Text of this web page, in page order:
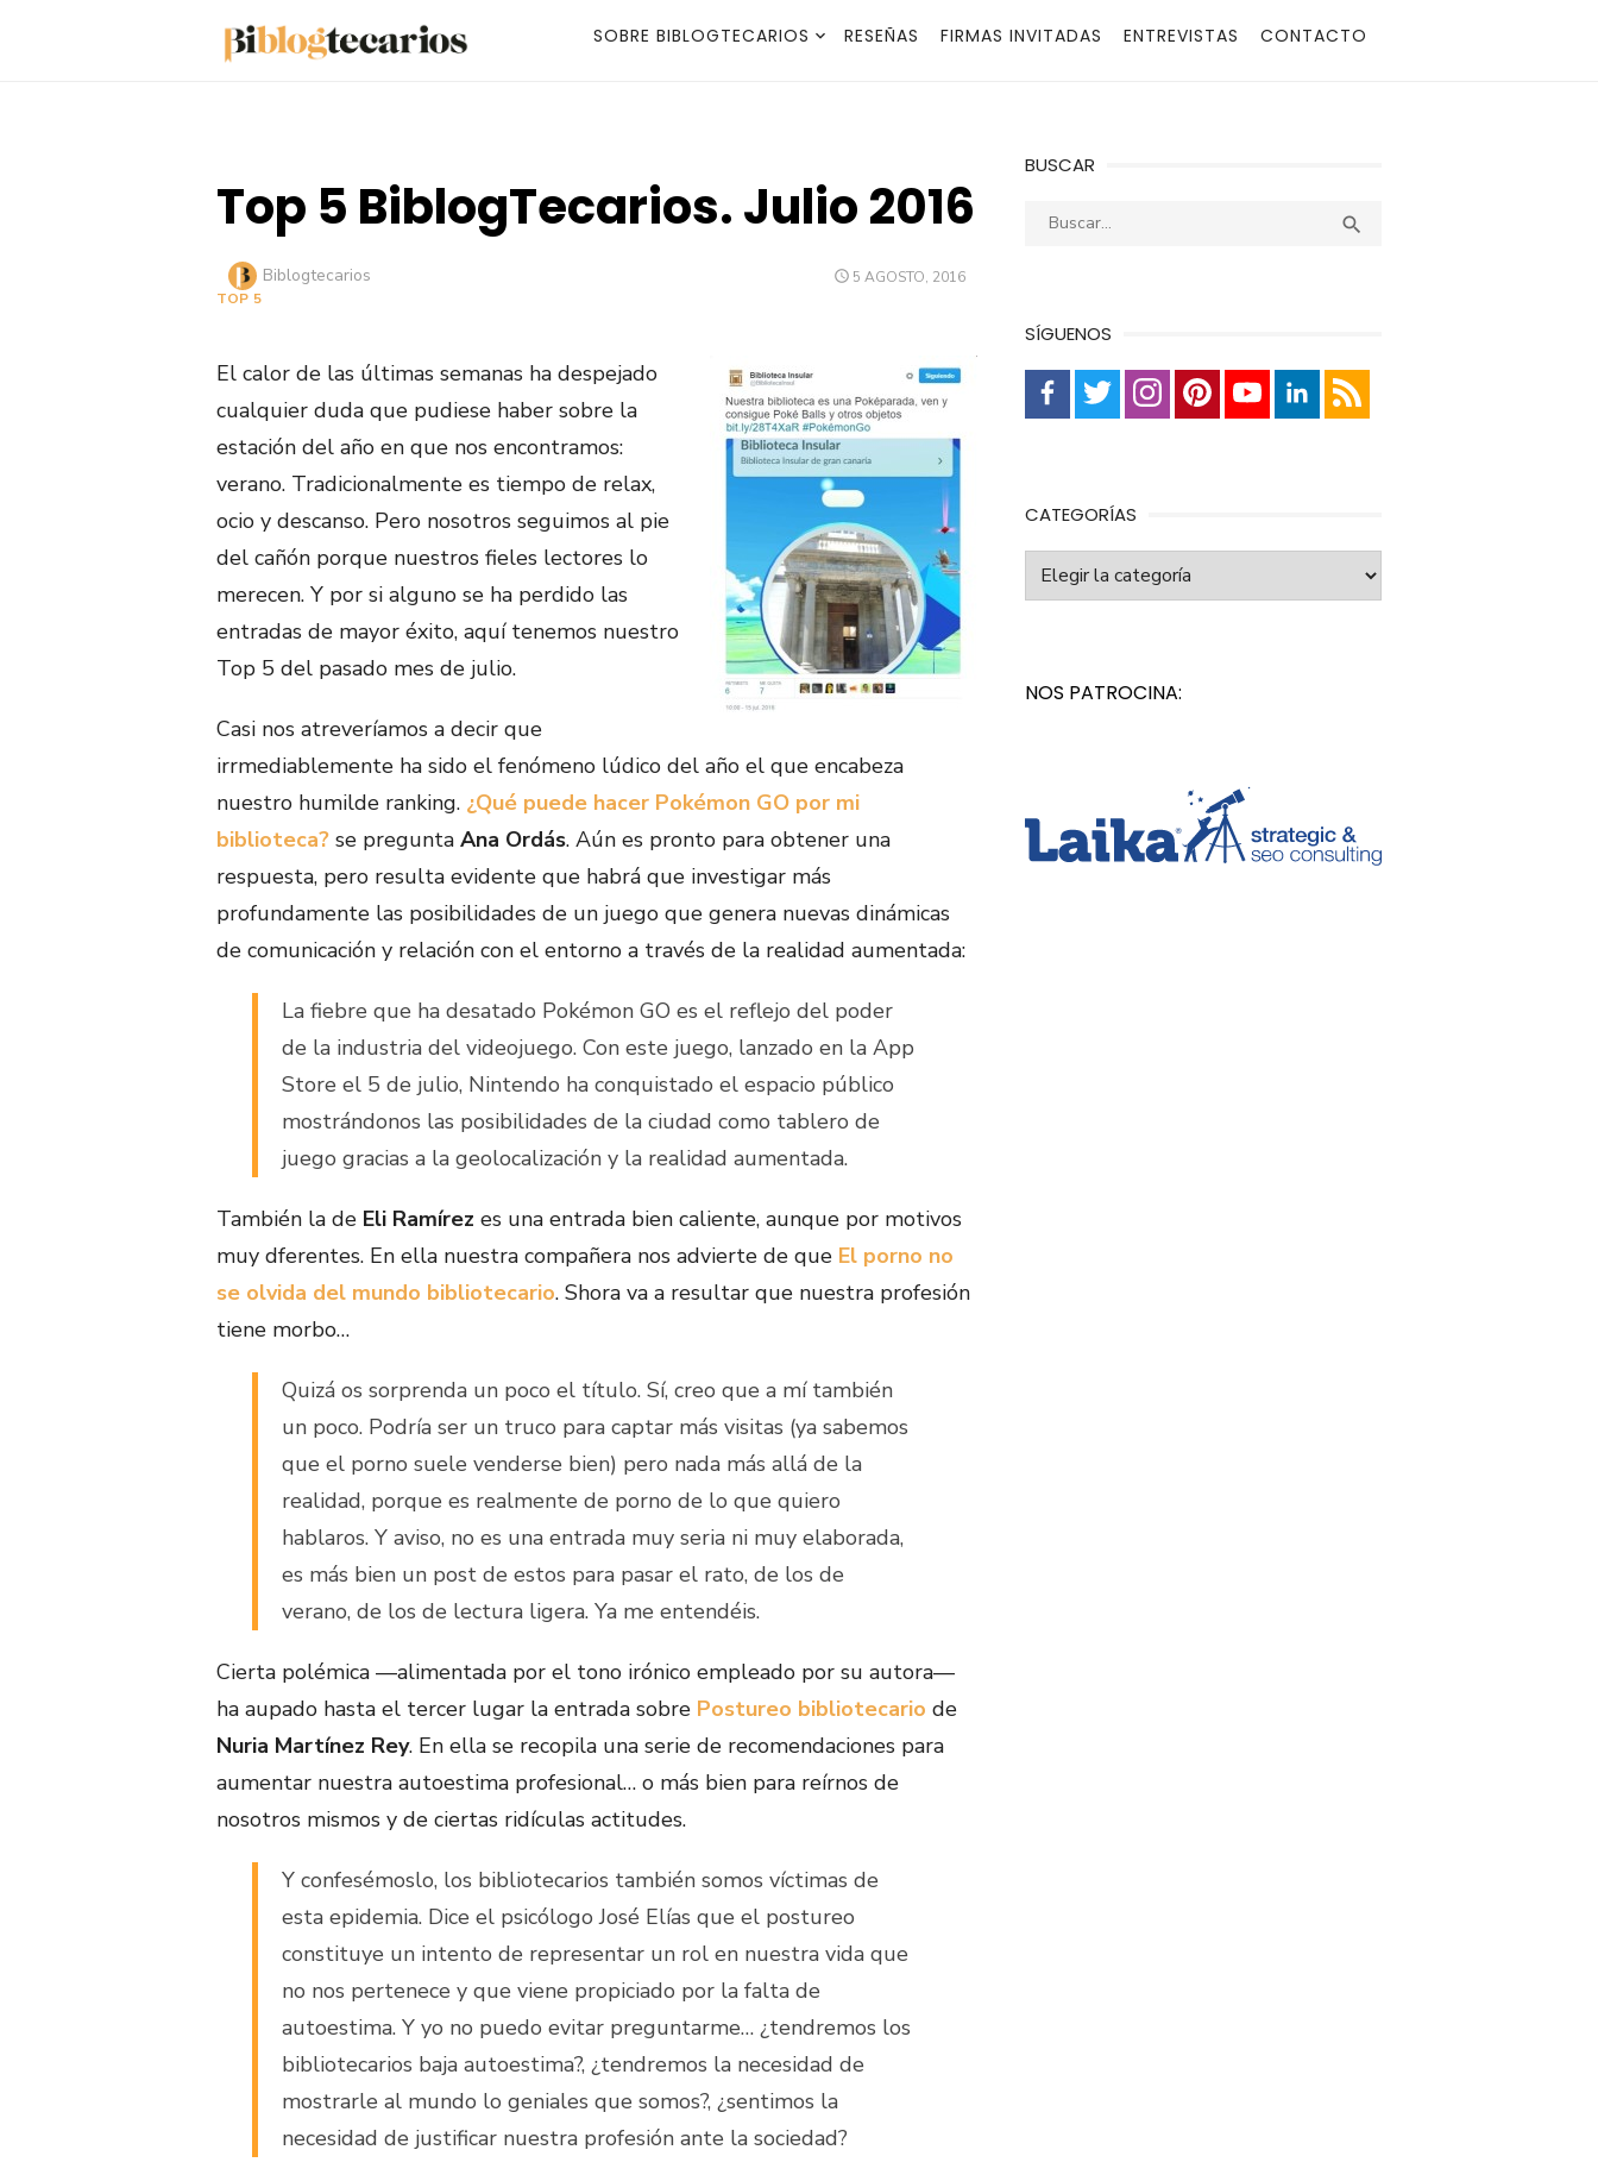
SOBRE BIBLOGTECARIOS RESEÑAS FIRMAS INVITADAS ENTREVISTAS CONTACTO
Top 5 BiblogTecarios. Julio 2016
PUBLICADO
5 AGOSTO, 2016
Autor
Biblogtecarios
TOP 5
El calor de las últimas semanas ha despejado
cualquier duda que pudiese haber sobre la
estación del año en que nos encontramos:
verano. Tradicionalmente es tiempo de relax,
ocio y descanso. Pero nosotros seguimos al pie
del cañón porque nuestros fieles lectores lo
merecen. Y por si alguno se ha perdido las
entradas de mayor éxito, aquí tenemos nuestro
Top 5 del pasado mes de julio.
Casi nos atreveríamos a decir que
irrmediablemente ha sido el fenómeno lúdico del año el que encabeza
nuestro humilde ranking. ¿Qué puede hacer Pokémon GO por mi
biblioteca? se pregunta Ana Ordás. Aún es pronto para obtener una
respuesta, pero resulta evidente que habrá que investigar más
profundamente las posibilidades de un juego que genera nuevas dinámicas
de comunicación y relación con el entorno a través de la realidad aumentada:
La fiebre que ha desatado Pokémon GO es el reflejo del poder
de la industria del videojuego. Con este juego, lanzado en la App
Store el 5 de julio, Nintendo ha conquistado el espacio público
mostrándonos las posibilidades de la ciudad como tablero de
juego gracias a la geolocalización y la realidad aumentada.
También la de Eli Ramírez es una entrada bien caliente, aunque por motivos
muy dferentes. En ella nuestra compañera nos advierte de que El porno no
se olvida del mundo bibliotecario. Shora va a resultar que nuestra profesión
tiene morbo…
Quizá os sorprenda un poco el título. Sí, creo que a mí también
un poco. Podría ser un truco para captar más visitas (ya sabemos
que el porno suele venderse bien) pero nada más allá de la
realidad, porque es realmente de porno de lo que quiero
hablaros. Y aviso, no es una entrada muy seria ni muy elaborada,
es más bien un post de estos para pasar el rato, de los de
verano, de los de lectura ligera. Ya me entendéis.
Cierta polémica —alimentada por el tono irónico empleado por su autora—
ha aupado hasta el tercer lugar la entrada sobre Postureo bibliotecario de
Nuria Martínez Rey. En ella se recopila una serie de recomendaciones para
aumentar nuestra autoestima profesional… o más bien para reírnos de
nosotros mismos y de ciertas ridículas actitudes.
Y confesémoslo, los bibliotecarios también somos víctimas de
esta epidemia. Dice el psicólogo José Elías que el postureo
constituye un intento de representar un rol en nuestra vida que
no nos pertenece y que viene propiciado por la falta de
autoestima. Y yo no puedo evitar preguntarme… ¿tendremos los
bibliotecarios baja autoestima?, ¿tendremos la necesidad de
mostrarle al mundo lo geniales que somos?, ¿sentimos la
necesidad de justificar nuestra profesión ante la sociedad?
BUSCAR
Buscar: 
SÍGUENOS
CATEGORÍAS
NOS PATROCINA: